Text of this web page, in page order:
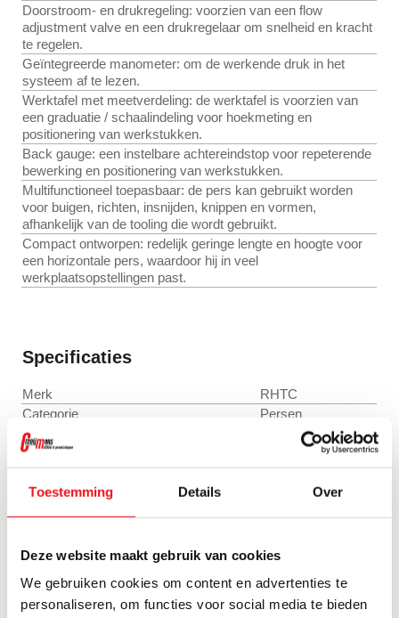
Toestemming Details Over
Deze website maakt gebruik van cookies
We gebruiken cookies om content en advertenties te
personaliseren, om functies voor social media te bieden
Doorstroom- en drukregeling: voorzien van een flow
adjustment valve en een drukregelaar om snelheid en kracht
te regelen.
Geïntegreerde manometer: om de werkende druk in het
systeem af te lezen.
Werktafel met meetverdeling: de werktafel is voorzien van
een graduatie / schaalindeling voor hoekmeting en
positionering van werkstukken.
Back gauge: een instelbare achtereindstop voor repeterende
bewerking en positionering van werkstukken.
Multifunctioneel toepasbaar: de pers kan gebruikt worden
voor buigen, richten, insnijden, knippen en vormen,
afhankelijk van de tooling die wordt gebruikt.
Compact ontworpen: redelijk geringe lengte en hoogte voor
een horizontale pers, waardoor hij in veel
werkplaatsopstellingen past.
Specificaties
Merk
RHTC
Categorie
Persen
Merk
Type
Perskracht:
28 Ton
Motorvermogen:
Olieopbrengst:
6 liter/minuut
Maximale werksnelheid:
9,8 mm/s
Terugsnelheid:
12,8 mm/s